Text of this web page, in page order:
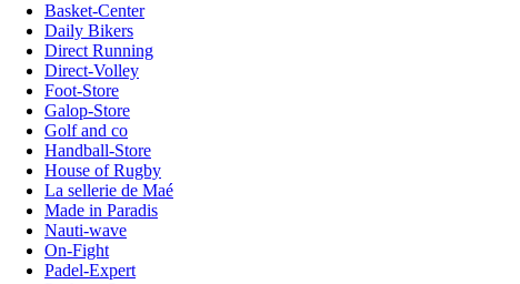
Basket-Center
Daily Bikers
Direct Running
Direct-Volley
Foot-Store
Galop-Store
Golf and co
Handball-Store
House of Rugby
La sellerie de Maé
Made in Paradis
Nauti-wave
On-Fight
Padel-Expert